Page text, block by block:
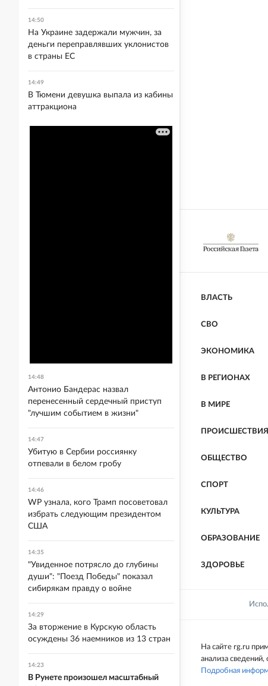
ВЛАСТЬ
СВО
ЭКОНОМИКА
В РЕГИОНАХ
В МИРЕ
ПРОИСШЕСТВИЯ
ОБЩЕСТВО
СПОРТ
КУЛЬТУРА
ОБРАЗОВАНИЕ
ЗДОРОВЬЕ
На сайте rg.ru
анализа
Подробная
14:50
На Украине задержали мужчин, за
деньги переправлявших уклонистов
в страны ЕС
14:49
В Тюмени девушка выпала из кабины
аттракциона
14:48
Антонио Бандерас назвал
перенесенный сердечный приступ
"лучшим событием в жизни"
14:47
Убитую в Сербии россиянку
отпевали в белом гробу
14:46
WP узнала, кого Трамп посоветовал
избрать следующим президентом
США
14:35
"Увиденное потрясло до глубины
души": "Поезд Победы" показал
сибирякам правду о войне
14:29
За вторжение в Курскую область
осуждены 36 наемников из 13 стран
14:23
В Рунете произошел масштабный